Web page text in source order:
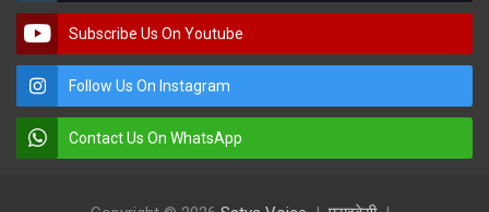
Subscribe Us On Youtube
Follow Us On Instagram
Contact Us On WhatsApp